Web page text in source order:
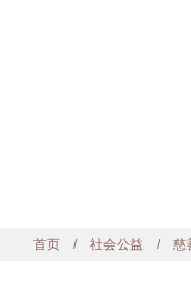
首页 / 社会公益 / 慈